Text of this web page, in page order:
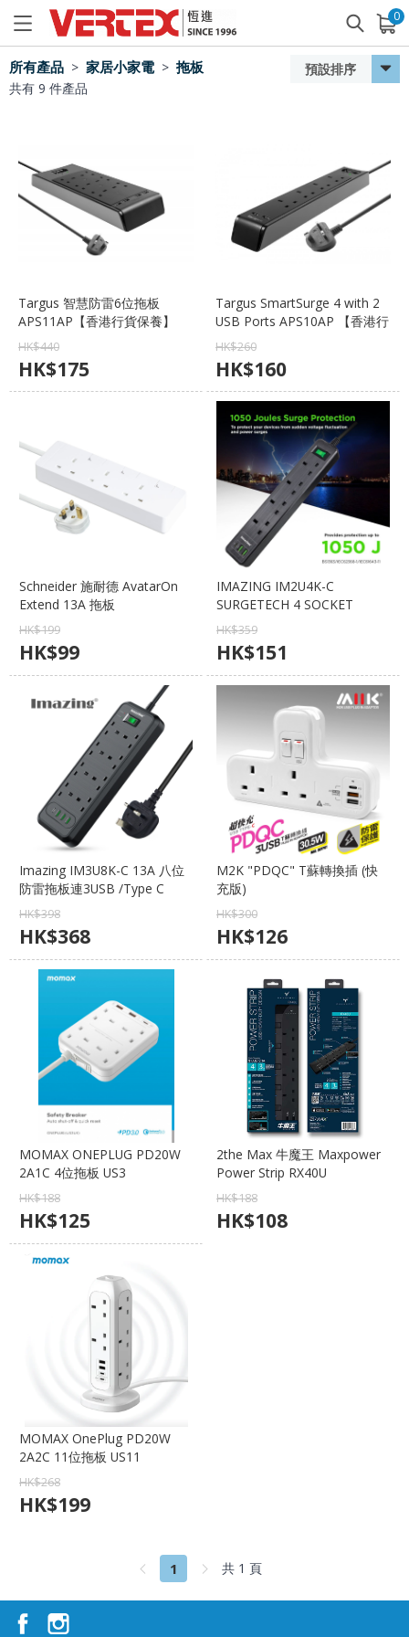
0
已加入購物車 查看
所有產品 > 家居小家電 > 拖板
共有 9 件產品
預設排序
Targus 智慧防雷6位拖板
APS11AP【香港行貨保養】
HK$440
HK$175
Targus SmartSurge 4 with 2
USB Ports APS10AP 【香港行
貨保養】
HK$260
HK$160
Schneider 施耐德 AvatarOn
Extend 13A 拖板
TSH33_3_WE_C5 【香港行貨
保養】
HK$199
HK$99
IMAZING IM2U4K-C
SURGETECH 4 SOCKET
2USB/TYPE C 20W 拖板【香
港行貨保養】
HK$359
HK$151
Imazing IM3U8K-C 13A 八位
防雷拖板連3USB /Type C
(GaN 65W)
HK$398
HK$368
M2K "PDQC" T蘇轉換插 (快
充版)
HK$300
HK$126
MOMAX ONEPLUG PD20W
2A1C 4位拖板 US3
HK$188
HK$125
2the Max 牛魔王 Maxpower
Power Strip RX40U
HK$188
HK$108
MOMAX OnePlug PD20W
2A2C 11位拖板 US11
HK$268
HK$199
1 共 1 頁